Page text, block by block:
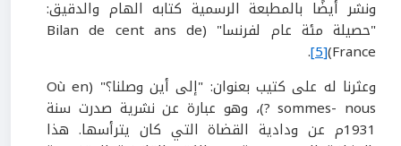
ونشر أيضًا بالمطبعة الرسمية كتابه الهام والدقيق:
"حصيلة مئة عام لفرنسا" (Bilan de cent ans de
France)
[5]
.
وعثرنا له على كتيب بعنوان: "إلى أين وصلنا؟" (Où en
sommes- nous ?)، وهو عبارة عن نشرية صدرت سنة
1931م عن ودادية القضاة التي كان يترأسها. هذا